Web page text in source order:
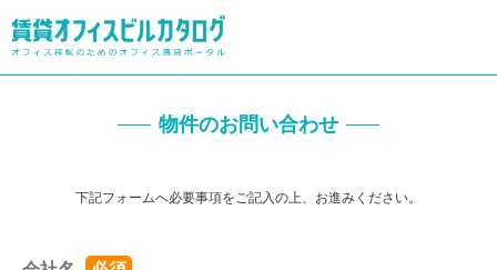
物件のお問い合わせ
下記フォームへ必要事項をご記入の上、お進みください。